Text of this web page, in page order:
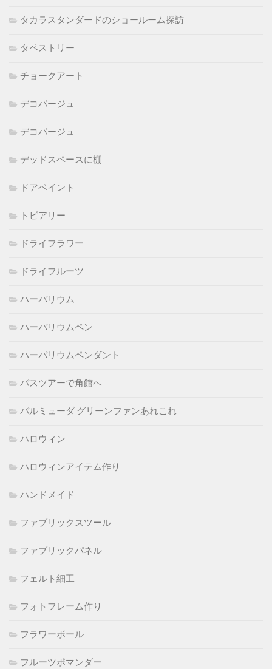
タカラスタンダードのショールーム探訪
タペストリー
チョークアート
デコパージュ
デコパージュ
デッドスペースに棚
ドアペイント
トピアリー
ドライフラワー
ドライフルーツ
ハーバリウム
ハーバリウムペン
ハーバリウムペンダント
バスツアーで角館へ
バルミューダ グリーンファンあれこれ
ハロウィン
ハロウィンアイテム作り
ハンドメイド
ファブリックスツール
ファブリックパネル
フェルト細工
フォトフレーム作り
フラワーボール
フルーツポマンダー